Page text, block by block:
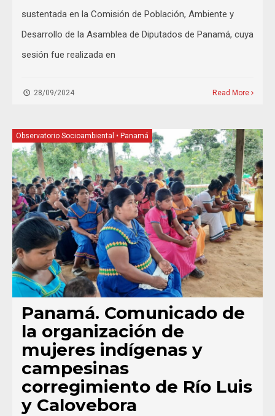
sustentada en la Comisión de Población, Ambiente y
Desarrollo de la Asamblea de Diputados de Panamá, cuya
sesión fue realizada en
28/09/2024 Read More
Observatorio Socioambiental • Panamá
Panamá. Comunicado de
la organización de
mujeres indígenas y
campesinas
corregimiento de Río Luis
y Calovebora